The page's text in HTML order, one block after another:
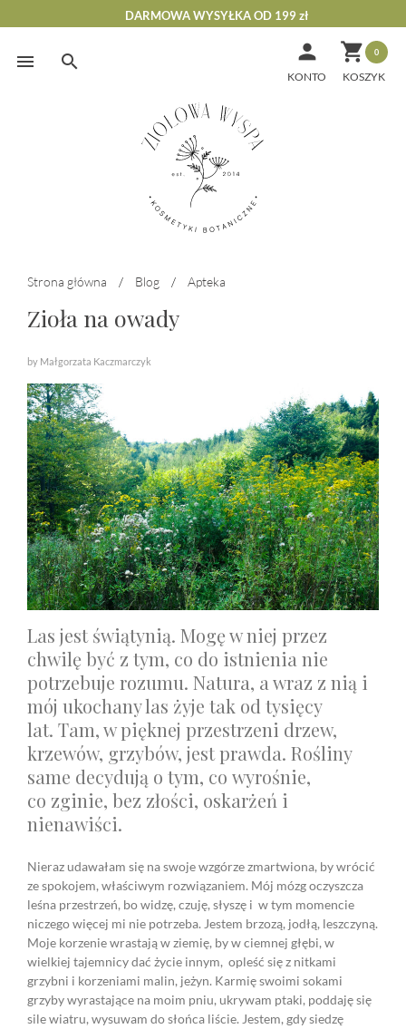
Skip
DARMOWA WYSYŁKA OD 199 zł
 0

KONTO
Strona główna / Blog / Apteka
Zioła na owady
by Małgorzata Kaczmarczyk
Las jest świątynią. Mogę w niej przez
chwilę być z tym, co do istnienia nie
potrzebuje rozumu. Natura, a wraz z nią i
mój ukochany las żyje tak od tysięcy
lat. Tam, w pięknej przestrzeni drzew,
krzewów, grzybów, jest prawda. Rośliny
same decydują o tym, co wyrośnie,
co zginie, bez złości, oskarżeń i
nienawiści.
Nieraz udawałam się na swoje wzgórze zmartwiona, by wrócić
ze spokojem, właściwym rozwiązaniem. Mój mózg oczyszcza
leśna przestrzeń, bo widzę, czuję, słyszę i w tym momencie
niczego więcej mi nie potrzeba. Jestem brzozą, jodłą, leszczyną.
Moje korzenie wrastają w ziemię, by w ciemnej głębi, w
wielkiej tajemnicy dać życie innym, opleść się z nitkami
grzybni i korzeniami malin, jeżyn. Karmię swoimi sokami
grzyby wyrastające na moim pniu, ukrywam ptaki, poddaję się
sile wiatru, wysuwam do słońca liście. Jestem, gdy siedzę